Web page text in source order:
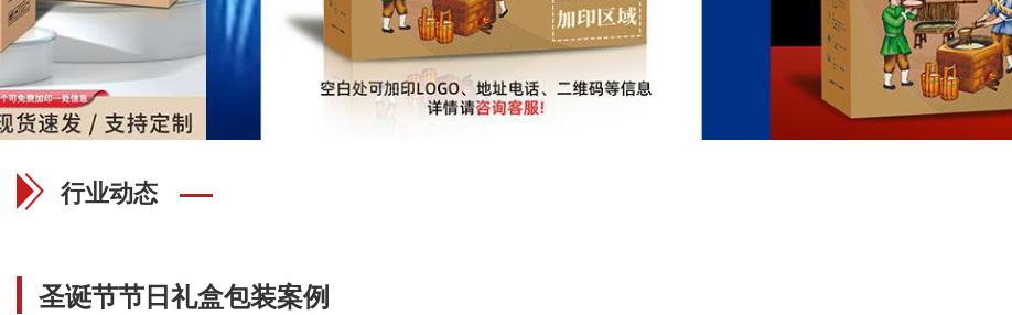
行业动态
圣诞节节日礼盒包装案例